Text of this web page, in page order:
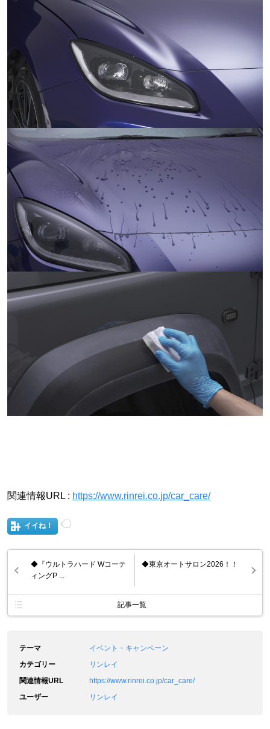
関連情報URL : https://www.rinrei.co.jp/car_care/
イイね！
◆『ウルトラハード Wコーテ
ィングP ...
◆東京オートサロン2026！！
記事一覧
テーマ
イベント・キャンペーン
カテゴリー
リンレイ
関連情報URL
https://www.rinrei.co.jp/car_care/
ユーザー
リンレイ